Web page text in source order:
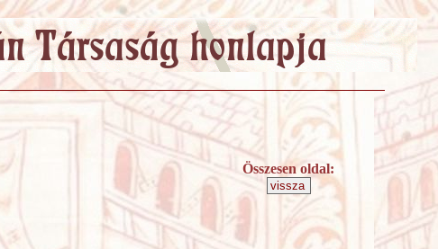
Összesen oldal: